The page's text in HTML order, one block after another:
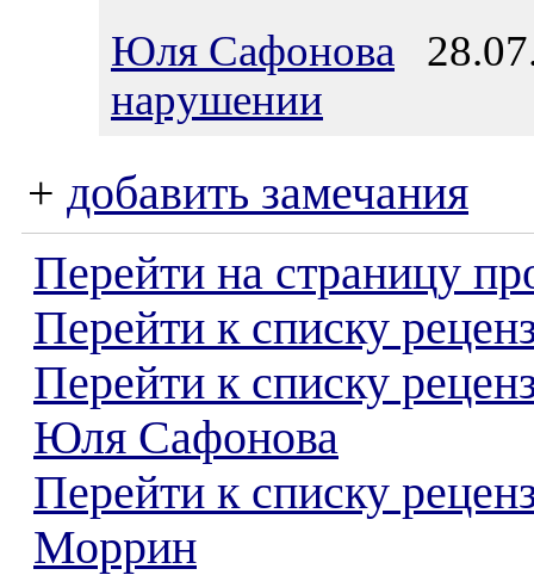
Юля Сафонова
нарушении
+ добавить замечания
Перейти на страницу
Перейти к списку
Перейти к списку
Юля Сафонова
Перейти к списку
Моррин